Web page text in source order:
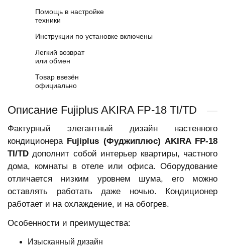
Помощь в настройке
техники
Инструкции по установке включены
Легкий возврат
или обмен
Товар ввезён
официально
Описание Fujiplus AKIRA FP-18 TI/TD
Фактурный элегантный дизайн настенного
кондиционера Fujiplus (Фуджиплюс) AKIRA FP-18
TI/TDдополнит собой интерьер квартиры, частного
дома, комнаты в отеле или офиса. Оборудование
отличается низким уровнем шума, его можно
оставлять работать даже ночью. Кондиционер
работает и на охлаждение, и на обогрев.
Особенности и преимущества:
Изысканный дизайн